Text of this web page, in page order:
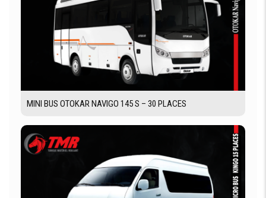
MINI BUS OTOKAR NAVIGO 145 S – 30 PLACES